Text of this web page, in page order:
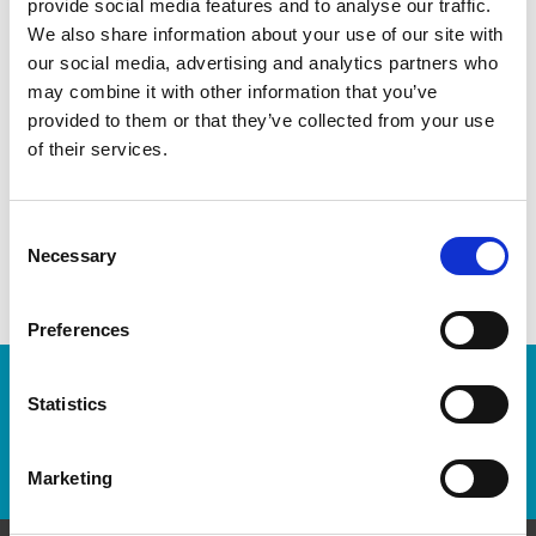
provide social media features and to analyse our traffic.
We also share information about your use of our site with
our social media, advertising and analytics partners who
may combine it with other information that you’ve
provided to them or that they’ve collected from your use
of their services.
Selection
Necessary
Preferences
Statistics
Marketing
Numéro de suivi :
Repérer un envoi